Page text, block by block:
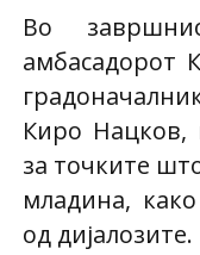
Во
амбасадорот
Киро Нацков,
за точките
младина,
од дијалозите.